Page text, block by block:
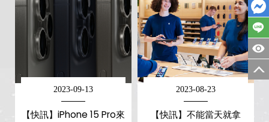
2023-09-13
【快訊】iPhone 15 Pro來
2023-08-23
【快訊】不能當天就拿